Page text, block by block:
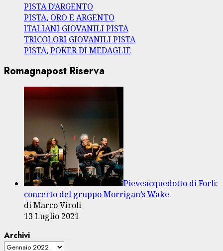
PISTA D’ARGENTO
PISTA, ORO E ARGENTO
ITALIANI GIOVANILI PISTA
TRICOLORI GIOVANILI PISTA
PISTA, POKER DI MEDAGLIE
Romagnapost Riserva
Pieveacquedotto di Forlì:
concerto del gruppo Morrigan’s Wake
di Marco Viroli
13 Luglio 2021
Archivi